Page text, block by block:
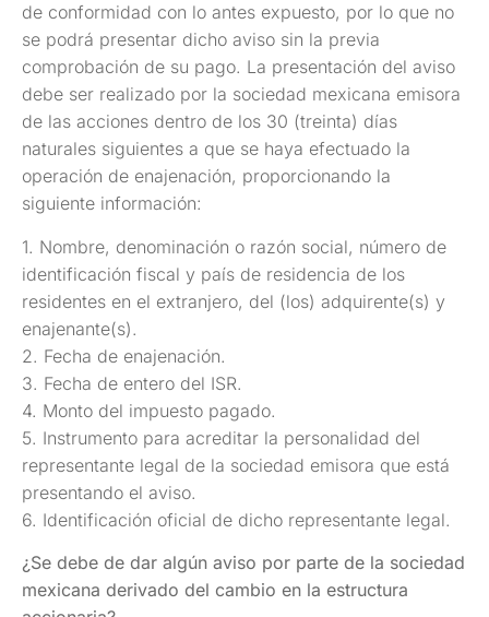
de conformidad con lo antes expuesto, por lo que no
se podrá presentar dicho aviso sin la previa
comprobación de su pago. La presentación del aviso
debe ser realizado por la sociedad mexicana emisora
de las acciones dentro de los 30 (treinta) días
naturales siguientes a que se haya efectuado la
operación de enajenación, proporcionando la
siguiente información:
1. Nombre, denominación o razón social, número de
identificación fiscal y país de residencia de los
residentes en el extranjero, del (los) adquirente(s) y
enajenante(s).
2. Fecha de enajenación.
3. Fecha de entero del ISR.
4. Monto del impuesto pagado.
5. Instrumento para acreditar la personalidad del
representante legal de la sociedad emisora que está
presentando el aviso.
6. Identificación oficial de dicho representante legal.
¿Se debe de dar algún aviso por parte de la sociedad
mexicana derivado del cambio en la estructura